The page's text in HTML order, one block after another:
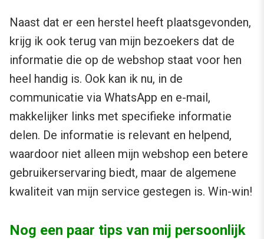
Naast dat er een herstel heeft plaatsgevonden,
krijg ik ook terug van mijn bezoekers dat de
informatie die op de webshop staat voor hen
heel handig is. Ook kan ik nu, in de
communicatie via WhatsApp en e-mail,
makkelijker links met specifieke informatie
delen. De informatie is relevant en helpend,
waardoor niet alleen mijn webshop een betere
gebruikerservaring biedt, maar de algemene
kwaliteit van mijn service gestegen is. Win-win!
Nog een paar tips van mij persoonlijk